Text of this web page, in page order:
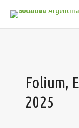
Folium,
2025